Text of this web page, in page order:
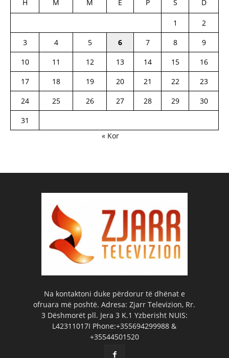
H M M E P S D
1
2
3
4 5 6 7 8
9
10
11 12 13 14 15
16
17
18 19 20 21 22
23
24
25 26 27 28 29
30
31
« Kor
Na kontaktoni duke përdorur të dhënat e
ofruara më poshtë. Adresa: Zjarr Televizion, Rr.
3 Dëshmorët pll. Jera 3 K.1 Yzberisht NUIS:
L42311017I Phone:+355694299988 &
+35544501520